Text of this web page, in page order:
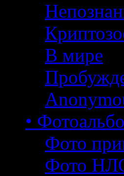
В мире
•
Фото
Фото